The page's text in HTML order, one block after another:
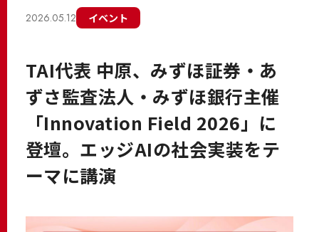
2026.05.12 イベント
TAI代表 中原、みずほ証券・あ
ずさ監査法人・みずほ銀行主催
「Innovation Field 2026」に
登壇。エッジAIの社会実装をテ
ーマに講演